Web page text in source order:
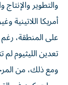
والتطوير
أمريكا اللاتينية
على المنطقة، رغم
تعدين الليثيوم
ومع ذلك، من